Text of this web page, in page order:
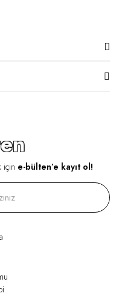
için e-bülten’e kayıt ol!